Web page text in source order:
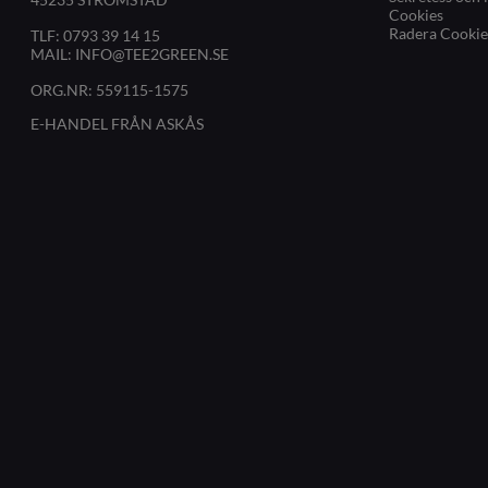
TLF: 0793 39 14 15
MAIL: INFO@TEE2GREEN.SE
ORG.NR: 559115-1575
E-HANDEL FRÅN ASKÅS
Cookies
Radera